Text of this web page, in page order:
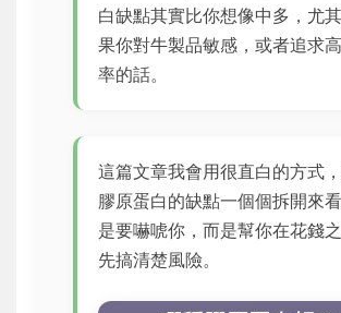
白缺點其實比你想像中多，尤
果你對牛製品敏感，或者追求
率的話。
這篇文章我會用很直白的方式
膠原蛋白的缺點一個個拆開來
是要嚇唬你，而是幫你在花錢之
先搞清楚風險。